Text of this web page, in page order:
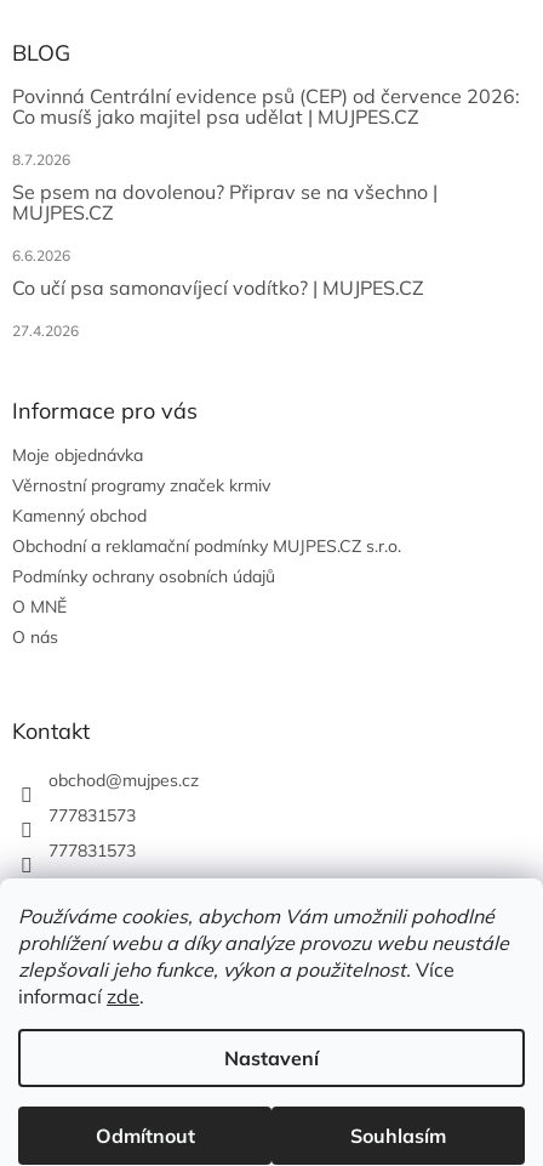
Používáme cookies, abychom Vám umožnili pohodlné
prohlížení webu a díky analýze provozu webu neustále
zlepšovali jeho funkce, výkon a použitelnost. Více
informacízde.
Nastavení
Odmítnout Souhlasím
BLOG
Povinná Centrální evidence psů (CEP) od července 2026:
Co musíš jako majitel psa udělat | MUJPES.CZ
8.7.2026
Se psem na dovolenou? Připrav se na všechno |
MUJPES.CZ
6.6.2026
Co učí psa samonavíjecí vodítko? | MUJPES.CZ
27.4.2026
Informace pro vás
Moje objednávka
Věrnostní programy značek krmiv
Kamenný obchod
Obchodní a reklamační podmínky MUJPES.CZ s.r.o.
Podmínky ochrany osobních údajů
O MNĚ
O nás
Kontakt
obchod@mujpes.cz
777831573
777831573
Vytvořil Shoptet
Copyright 2026MUJPES.CZ . Všechna práva vyhrazena.